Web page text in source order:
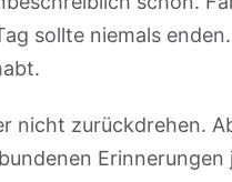
sollte niemals
nicht zurückdrehen.